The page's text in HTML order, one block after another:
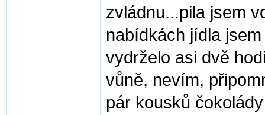
zvládnu...pila jsem
nabídkách jídla
vydrželo asi dvě
vůně, nevím,
pár kousků